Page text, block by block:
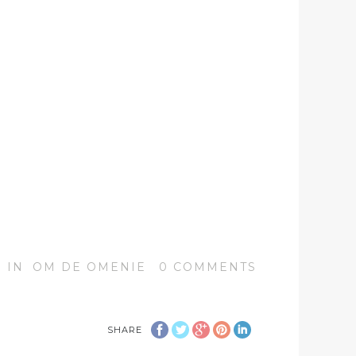
IN OM DE OMENIE 0 COMMENTS
SHARE